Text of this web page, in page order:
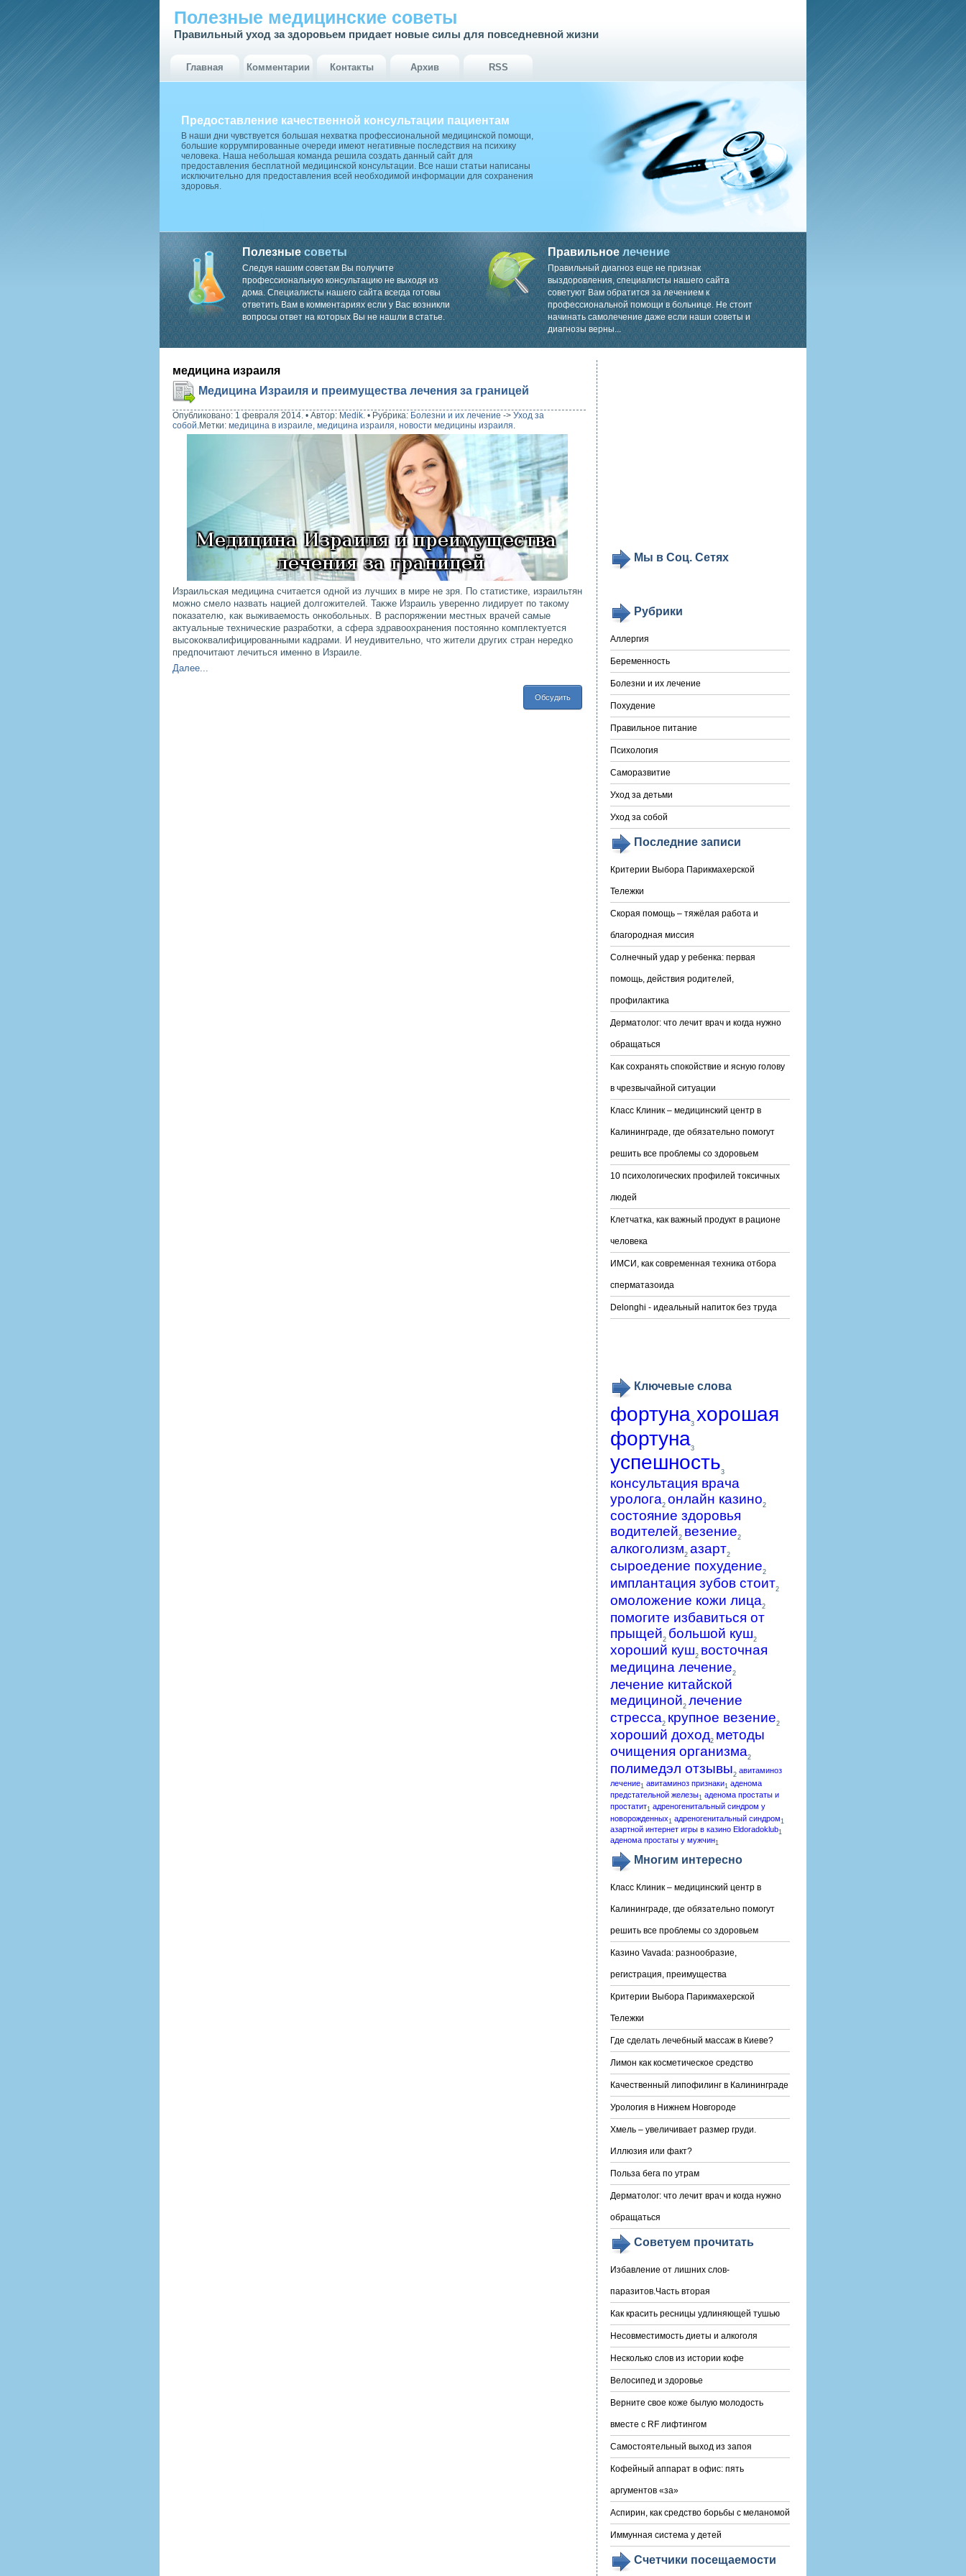
Полезные медицинские советы
Правильный уход за здоровьем придает новые силы для повседневной жизни
Главная Комментарии Контакты Архив RSS
Предоставление качественной консультации пациентам
В наши дни чувствуется большая нехватка профессиональной медицинской помощи,
большие коррумпированные очереди имеют негативные последствия на психику
человека. Наша небольшая команда решила создать данный сайт для
предоставления бесплатной медицинской консультации. Все наши статьи написаны
исключительно для предоставления всей необходимой информации для сохранения
здоровья.
Полезныесоветы
Следуя нашим советам Вы получите
профессиональную консультацию не выходя из
дома. Специалисты нашего сайта всегда готовы
ответить Вам в комментариях если у Вас возникли
вопросы ответ на которых Вы не нашли в статье.
Правильное лечение
Правильный диагноз еще не признак
выздоровления, специалисты нашего сайта
советуют Вам обратится за лечением к
профессиональной помощи в больнице. Не стоит
начинать самолечение даже если наши советы и
диагнозы верны...
медицина израиля
Медицина Израиля и преимущества лечения за границей
Опубликовано: 1 февраля 2014. • Автор: Medik. • Рубрика: Болезни и их лечение -> Уход за
собой.Метки: медицина в израиле, медицина израиля, новости медицины израиля.
Израильская медицина считается одной из лучших в мире не зря. По статистике, израильтян
можно смело назвать нацией долгожителей. Также Израиль уверенно лидирует по такому
показателю, как выживаемость онкобольных. В распоряжении местных врачей самые
актуальные технические разработки, а сфера здравоохранения постоянно комплектуется
высококвалифицированными кадрами. И неудивительно, что жители других стран нередко
предпочитают лечиться именно в Израиле.
Далее...
Обсудить
Мы в Соц. Сетях
Рубрики
Аллергия
Беременность
Болезни и их лечение
Похудение
Правильное питание
Психология
Саморазвитие
Уход за детьми
Уход за собой
Последние записи
Критерии Выбора Парикмахерской
Тележки
Скорая помощь – тяжёлая работа и
благородная миссия
Солнечный удар у ребенка: первая
помощь, действия родителей,
профилактика
Дерматолог: что лечит врач и когда нужно
обращаться
Как сохранять спокойствие и ясную голову
в чрезвычайной ситуации
Класс Клиник – медицинский центр в
Калининграде, где обязательно помогут
решить все проблемы со здоровьем
10 психологических профилей токсичных
людей
Клетчатка, как важный продукт в рационе
человека
ИМСИ, как современная техника отбора
сперматазоида
Delonghi - идеальный напиток без труда
Ключевые слова
фортуна3 хорошая
фортуна3
успешность3
консультация врача
уролога2 онлайн казино2
состояние здоровья
водителей2 везение2
алкоголизм2 азарт2
сыроедение похудение2
имплантация зубов стоит2
омоложение кожи лица2
помогите избавиться от
прыщей2 большой куш2
хороший куш2 восточная
медицина лечение2
лечение китайской
медициной2 лечение
стресса2 крупное везение2
хороший доход2 методы
очищения организма2
полимедэл отзывы2 авитаминоз
лечение1 авитаминоз признаки1 аденома
предстательной железы1 аденома простаты и
простатит1 адреногенитальный синдром у
новорожденных 1 адреногенитальный синдром 1
азартной интернет игры в казино Eldoradoklub1
аденома простаты у мужчин1
Многим интересно
Класс Клиник – медицинский центр в
Калининграде, где обязательно помогут
решить все проблемы со здоровьем
Казино Vavada: разнообразие,
регистрация, преимущества
Критерии Выбора Парикмахерской
Тележки
Где сделать лечебный массаж в Киеве?
Лимон как косметическое средство
Качественный липофилинг в Калининграде
Урология в Нижнем Новгороде
Хмель – увеличивает размер груди.
Иллюзия или факт?
Польза бега по утрам
Дерматолог: что лечит врач и когда нужно
обращаться
Советуем прочитать
Избавление от лишних слов-
паразитов.Часть вторая
Как красить ресницы удлиняющей тушью
Несовместимость диеты и алкоголя
Несколько слов из истории кофе
Велосипед и здоровье
Верните свое коже былую молодость
вместе с RF лифтингом
Самостоятельный выход из запоя
Кофейный аппарат в офис: пять
аргументов «за»
Аспирин, как средство борьбы с меланомой
Иммунная система у детей
Счетчики посещаемости